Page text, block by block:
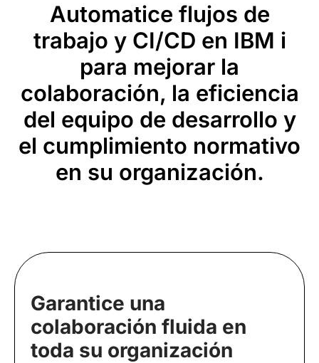
Automatice flujos de
trabajo y CI/CD en IBM i
para mejorar la
colaboración, la eficiencia
del equipo de desarrollo y
el cumplimiento normativo
en su organización.
Garantice una
colaboración fluida en
toda su organización